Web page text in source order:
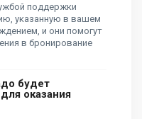
поддержки
указанную в вашем
и они помогут
в бронирование
будет
оказания